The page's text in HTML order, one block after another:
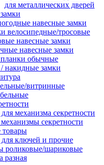
для металлических дверей
навесные замки
велосипедные/тросовые
навесные замки
навесные замки
обычные
накидные замки
витринные
механизма секретности
секретности
для ключей и прочие
роликовые/шариковые
разная